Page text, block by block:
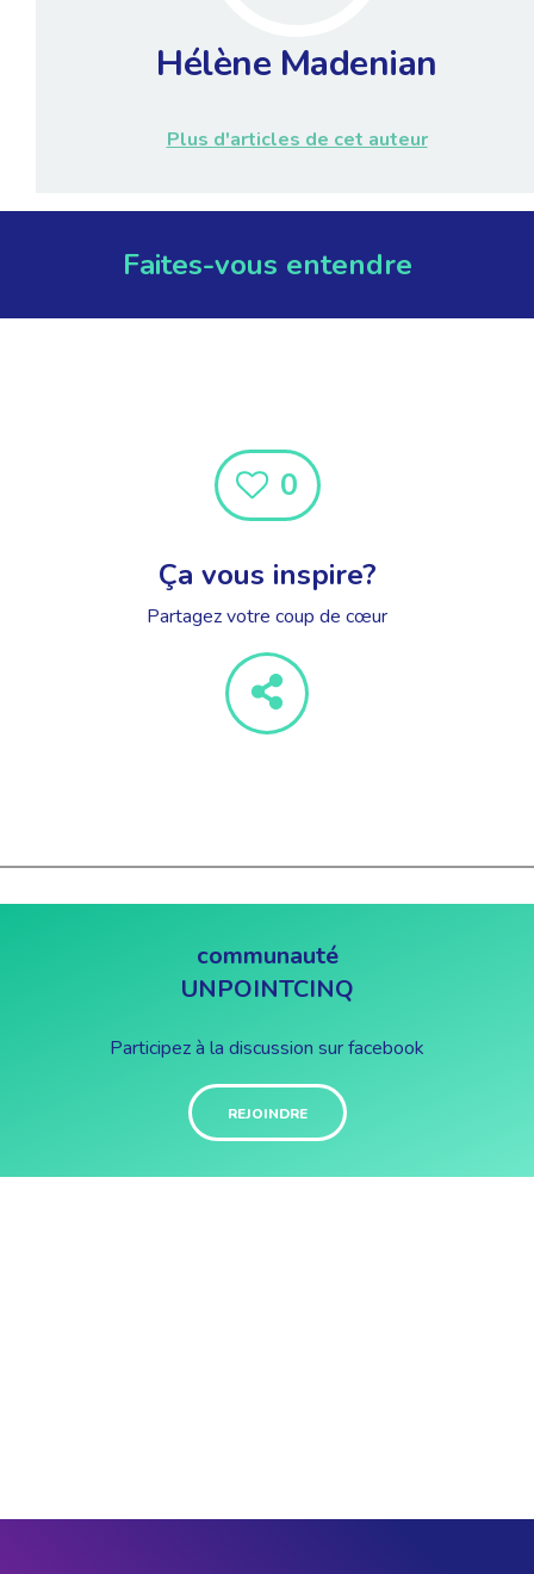
Hélène Madenian
Plus d'articles de cet auteur
Faites-vous entendre
0
Ça vous inspire?
Partagez votre coup de cœur
communauté
UNPOINTCINQ
Participez à la discussion sur facebook
REJOINDRE